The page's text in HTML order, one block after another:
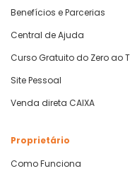
Benefícios e Parcerias
Central de Ajuda
Curso Gratuito do Zero ao
Site Pessoal
Venda direta CAIXA
Proprietário
Como Funciona